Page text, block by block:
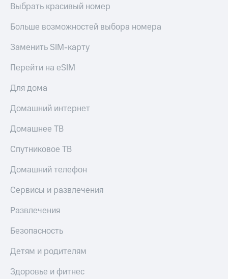
по QR-
за границей
магазин
Наушники
и
Умные
часы
и
дом
Планшеты
Акции
скидки
Выбрать красивый номер
Больше возможностей выбора номера
Заменить SIM-карту
Перейти на eSIM
Для дома
Домашний интернет
Домашнее ТВ
Спутниковое ТВ
Домашний телефон
Сервисы и развлечения
Развлечения
Безопасность
Детям и родителям
Здоровье и фитнес